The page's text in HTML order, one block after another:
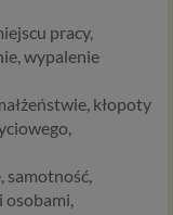
pracy,
wypalenie
kłopoty
samotność,
osobami,
(np.
(np. dostawcą
możemy np.
oferty
z
Dane mogą być
o ile upoważniają